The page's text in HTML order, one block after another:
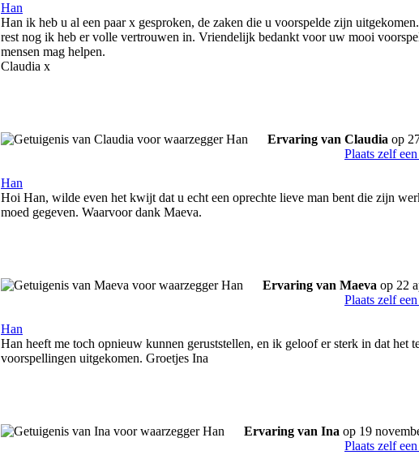
Han
Han ik heb u al een paar x gesproken, de zaken die u voorspelde zijn
rest nog ik heb er volle vertrouwen in. Vriendelijk bedankt voor uw mooi
mensen mag helpen.
Claudia x
Ervaring van Claudia op
Plaats zelf
Han
Hoi Han, wilde even het kwijt dat u echt een oprechte lieve man bent die zijn
moed gegeven. Waarvoor dank Maeva.
Ervaring van Maeva op 22
Plaats zelf
Han
Han heeft me toch opnieuw kunnen geruststellen, en ik geloof er sterk in dat het
voorspellingen uitgekomen. Groetjes Ina
Ervaring van Ina op 19
Plaats zelf